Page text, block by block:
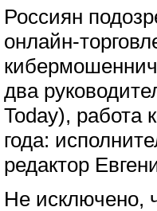
Россиян
онлайн-
два
Today), работа
года:
редактор
Не исключено,